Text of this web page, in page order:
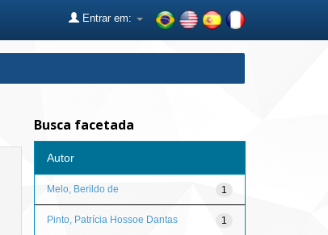
Entrar em:
Busca facetada
Autor
1
Melo, Berildo de
1
Pinto, Patrícia Hossoe Dantas